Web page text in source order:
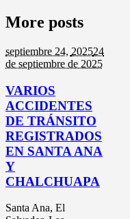
More posts
septiembre 24, 202524
de septiembre de 2025
VARIOS
ACCIDENTES
DE TRÁNSITO
REGISTRADOS
EN SANTA ANA
Y
CHALCHUAPA
Santa Ana, El